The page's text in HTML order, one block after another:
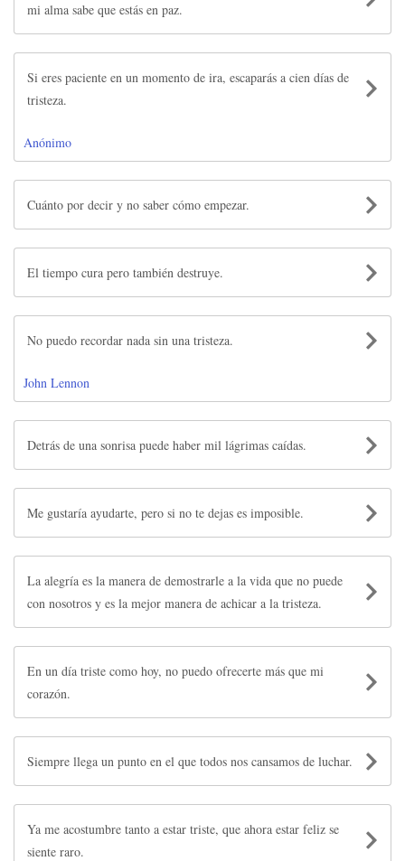
mi alma sabe que estás en paz.
Si eres paciente en un momento de ira, escaparás a cien días de
tristeza.
Anónimo
Cuánto por decir y no saber cómo empezar.
El tiempo cura pero también destruye.
No puedo recordar nada sin una tristeza.
John Lennon
Detrás de una sonrisa puede haber mil lágrimas caídas.
Me gustaría ayudarte, pero si no te dejas es imposible.
La alegría es la manera de demostrarle a la vida que no puede
con nosotros y es la mejor manera de achicar a la tristeza.
En un día triste como hoy, no puedo ofrecerte más que mi
corazón.
Siempre llega un punto en el que todos nos cansamos de luchar.
Ya me acostumbre tanto a estar triste, que ahora estar feliz se
siente raro.